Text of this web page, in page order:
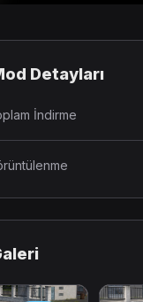
Detayları
İndirme